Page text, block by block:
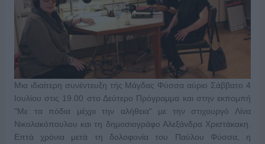
Μια ιδιαίτερη συνέντευξη τής Μάγδας Φύσσα αύριο Σάββατο 4
Ιουλίου στις 19.00 στο Δεύτερο Πρόγραμμα και στην εκπομπή
"Με τα πόδια μέχρι την αλήθεια" με την στιχουργό Λίνα
Νικολακόπουλου και τη δημοσιογράφο Αλεξάνδρα Χριστάκακη.
Επτά χρόνια μετά τη δολοφονία του Παύλου Φύσσα, η